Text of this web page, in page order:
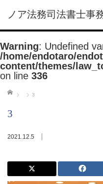
ノア法務司法書士事
Warning: Undefined
/home/endotaro/
content/themes/
on line 336
ホーム
3
3
2021.12.5